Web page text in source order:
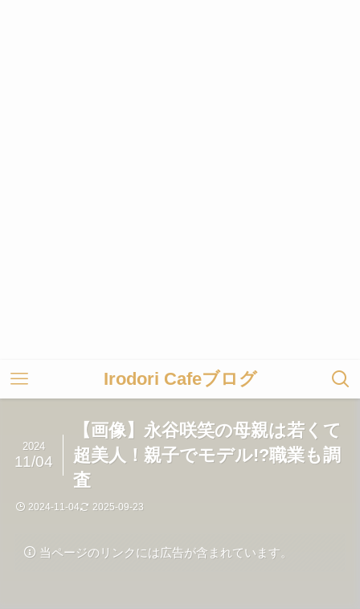
Irodori Cafeブログ
【画像】永谷咲笑の母親は若くて
超美人！親子でモデル!?職業も調
査
2024
11/04
2024-11-04 2025-09-23
当ページのリンクには広告が含まれています。